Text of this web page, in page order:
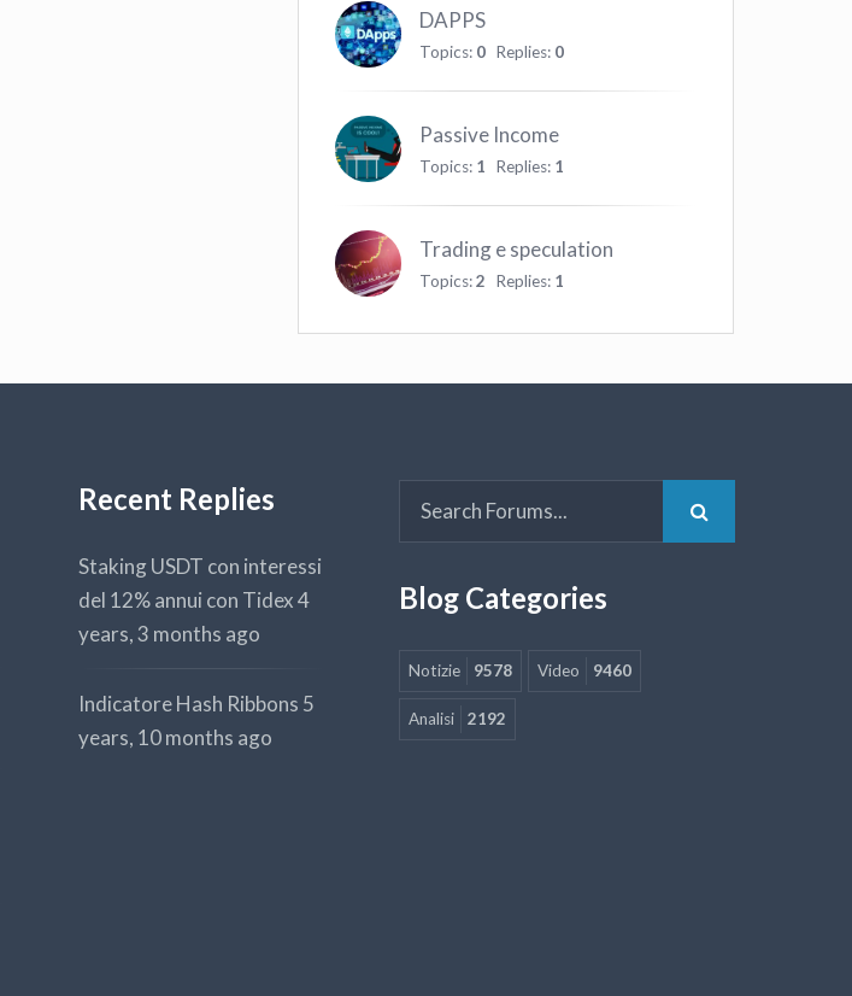
DAPPS
Topics: 0 Replies: 0
Passive Income
Topics: 1 Replies: 1
Trading e speculation
Topics:2 Replies: 1
Recent Replies
Staking USDT con interessi
del 12% annui con Tidex4
years, 3 months ago
Indicatore Hash Ribbons 5
years, 10 months ago
Blog Categories
Notizie 9578 Video 9460
Analisi 2192